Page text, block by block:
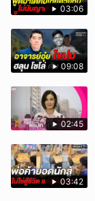
03:06
09:08
02:45
03:42